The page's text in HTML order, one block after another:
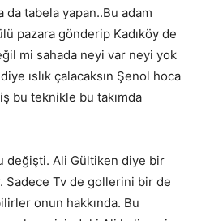
da tabela yapan..Bu adam
pazara gönderip Kadıköy de
mi sahada neyi var neyi yok
ıslık çalacaksın Şenol hoca
bu teknikle bu takımda
değişti. Ali Gültiken diye bir
Tv de gollerini bir de
onun hakkında. Bu